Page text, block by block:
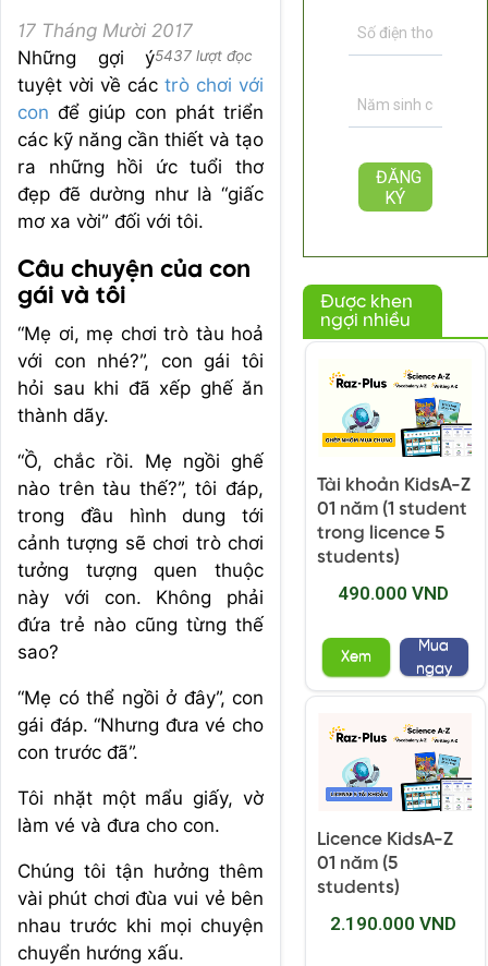
17 Tháng Mười 2017
5437 lượt đọc
Những gợi ý
tuyệt vời về các trò chơi với
con để giúp con phát triển
các kỹ năng cần thiết và tạo
ra những hồi ức tuổi thơ
đẹp đẽ dường như là “giấc
mơ xa vời” đối với tôi.
Câu chuyện của con
gái và tôi
“Mẹ ơi, mẹ chơi trò tàu hoả
với con nhé?”, con gái tôi
hỏi sau khi đã xếp ghế ăn
thành dãy.
“Ồ, chắc rồi. Mẹ ngồi ghế
nào trên tàu thế?”, tôi đáp,
trong đầu hình dung tới
cảnh tượng sẽ chơi trò chơi
tưởng tượng quen thuộc
này với con. Không phải
đứa trẻ nào cũng từng thế
sao?
“Mẹ có thể ngồi ở đây”, con
gái đáp. “Nhưng đưa vé cho
con trước đã”.
Tôi nhặt một mẩu giấy, vờ
làm vé và đưa cho con.
Chúng tôi tận hưởng thêm
vài phút chơi đùa vui vẻ bên
nhau trước khi mọi chuyện
chuyển hướng xấu.
Được khen
ngợi nhiều
Tài khoản KidsA-Z
01 năm (1 student
trong licence 5
students)
490.000 VND
Xem
Mua
ngay
Licence KidsA-Z
01 năm (5
students)
2.190.000 VND